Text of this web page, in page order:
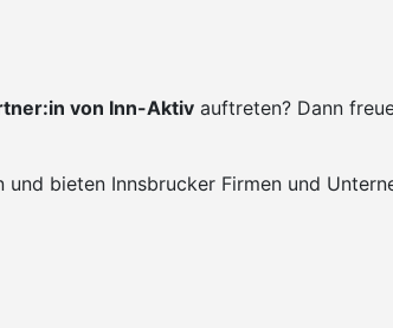
von Inn-Aktiv auftreten? Dann
bieten Innsbrucker Firmen und